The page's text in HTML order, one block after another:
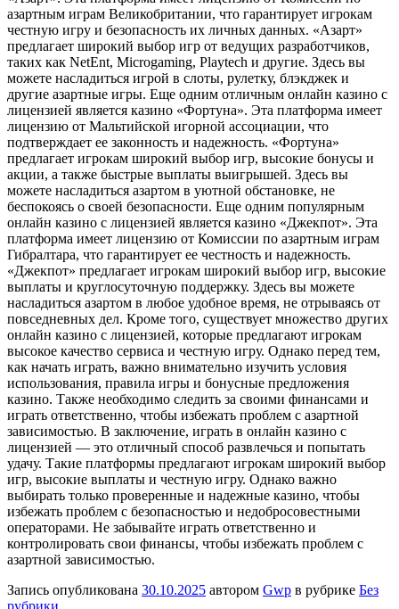
азартным играм Великобритании, что гарантирует игрокам
честную игру и безопасность их личных данных. «Азарт»
предлагает широкий выбор игр от ведущих разработчиков,
таких как NetEnt, Microgaming, Playtech и другие. Здесь вы
можете насладиться игрой в слоты, рулетку, блэкджек и
другие азартные игры. Еще одним отличным онлайн казино с
лицензией является казино «Фортуна». Эта платформа имеет
лицензию от Мальтийской игорной ассоциации, что
подтверждает ее законность и надежность. «Фортуна»
предлагает игрокам широкий выбор игр, высокие бонусы и
акции, а также быстрые выплаты выигрышей. Здесь вы
можете насладиться азартом в уютной обстановке, не
беспокоясь о своей безопасности. Еще одним популярным
онлайн казино с лицензией является казино «Джекпот». Эта
платформа имеет лицензию от Комиссии по азартным играм
Гибралтара, что гарантирует ее честность и надежность.
«Джекпот» предлагает игрокам широкий выбор игр, высокие
выплаты и круглосуточную поддержку. Здесь вы можете
насладиться азартом в любое удобное время, не отрываясь от
повседневных дел. Кроме того, существует множество других
онлайн казино с лицензией, которые предлагают игрокам
высокое качество сервиса и честную игру. Однако перед тем,
как начать играть, важно внимательно изучить условия
использования, правила игры и бонусные предложения
казино. Также необходимо следить за своими финансами и
играть ответственно, чтобы избежать проблем с азартной
зависимостью. В заключение, играть в онлайн казино с
лицензией — это отличный способ развлечься и попытать
удачу. Такие платформы предлагают игрокам широкий выбор
игр, высокие выплаты и честную игру. Однако важно
выбирать только проверенные и надежные казино, чтобы
избежать проблем с безопасностью и недобросовестными
операторами. Не забывайте играть ответственно и
контролировать свои финансы, чтобы избежать проблем с
азартной зависимостью.
Запись опубликована 30.10.2025 автором Gwp в рубрике Без